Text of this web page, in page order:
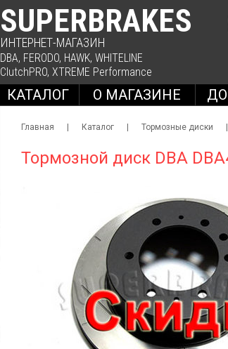
SUPERBRAKES
ИНТЕРНЕТ-МАГАЗИН
DBA, FERODO, HAWK, WHITELINE
ClutchPRO, XTREME Performance
КАТАЛОГ О МАГАЗИНЕ
Главная Каталог Тормозные диски
Тормозной диск DBA